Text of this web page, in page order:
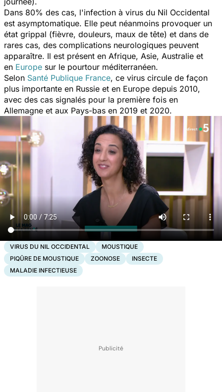
Dans 80% des cas, l'infection à virus du Nil Occidental
est asymptomatique. Elle peut néanmoins provoquer un
état grippal (fièvre, douleurs, maux de tête) et dans de
rares cas, des complications neurologiques peuvent
apparaître. Il est présent en Afrique, Asie, Australie et
en Europe sur le pourtour méditerranéen.
Selon Santé Publique France, ce virus circule de façon
plus importante en Russie et en Europe depuis 2010,
avec des cas signalés pour la première fois en
Allemagne et aux Pays-bas en 2019 et 2020.
VIRUS DU NIL OCCIDENTAL
MOUSTIQUE
PIQÛRE DE MOUSTIQUE
ZOONOSE
INSECTE
MALADIE INFECTIEUSE